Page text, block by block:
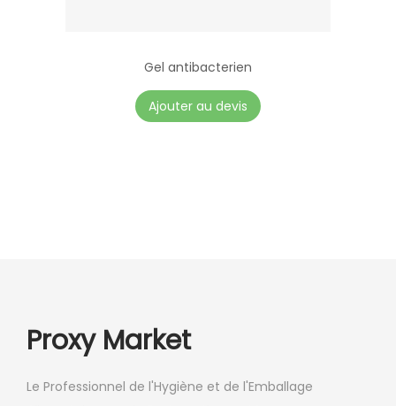
Gel antibacterien
Ajouter au devis
Proxy Market
Le Professionnel de l'Hygiène et de l'Emballage